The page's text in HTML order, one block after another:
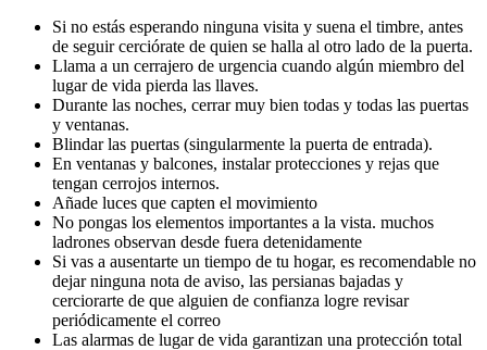
Si no estás esperando ninguna visita y suena el timbre, antes
de seguir cerciórate de quien se halla al otro lado de la puerta.
Llama a un cerrajero de urgencia cuando algún miembro del
lugar de vida pierda las llaves.
Durante las noches, cerrar muy bien todas y todas las puertas
y ventanas.
Blindar las puertas (singularmente la puerta de entrada).
En ventanas y balcones, instalar protecciones y rejas que
tengan cerrojos internos.
Añade luces que capten el movimiento
No pongas los elementos importantes a la vista. muchos
ladrones observan desde fuera detenidamente
Si vas a ausentarte un tiempo de tu hogar, es recomendable no
dejar ninguna nota de aviso, las persianas bajadas y
cerciorarte de que alguien de confianza logre revisar
periódicamente el correo
Las alarmas de lugar de vida garantizan una protección total